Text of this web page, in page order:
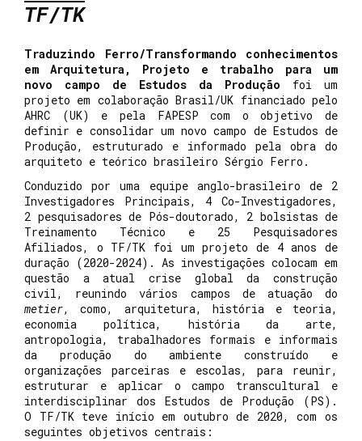
TF/TK
Traduzindo Ferro/Transformando conhecimentos
em Arquitetura, Projeto e trabalho para um
novo campo de Estudos da Produção foi um
projeto em colaboração Brasil/UK financiado pelo
AHRC (UK) e pela FAPESP com o objetivo de
definir e consolidar um novo campo de Estudos de
Produção, estruturado e informado pela obra do
arquiteto e teórico brasileiro Sérgio Ferro.
Conduzido por uma equipe anglo-brasileiro de 2
Investigadores Principais, 4 Co-Investigadores,
2 pesquisadores de Pós-doutorado, 2 bolsistas de
Treinamento Técnico e 25 Pesquisadores
Afiliados, o TF/TK foi um projeto de 4 anos de
duração (2020-2024). As investigações colocam em
questão a atual crise global da construção
civil, reunindo vários campos de atuação do
metier, como, arquitetura, história e teoria,
economia política, história da arte,
antropologia, trabalhadores formais e informais
da produção do ambiente construído e
organizações parceiras e escolas, para reunir,
estruturar e aplicar o campo transcultural e
interdisciplinar dos Estudos de Produção (PS).
O TF/TK teve início em outubro de 2020, com os
seguintes objetivos centrais: